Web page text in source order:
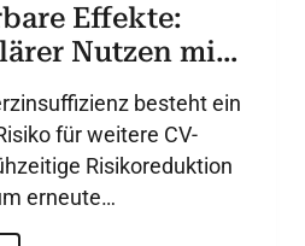
Effekte:
Nutzen mit
besteht ein
für weitere CV-
Risikoreduktion
erneute
SGLT2-